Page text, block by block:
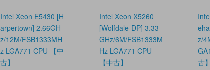
Intel Xeon E5430 [H
arpertown] 2.66GH
z/12M/FSB1333MH
z LGA771 CPU 【中
古】
Intel Xeon X5260
[Wolfdale-DP] 3.33
GHz/6M/FSB1333M
Hz LGA771 CPU
【中古】
z/
古】